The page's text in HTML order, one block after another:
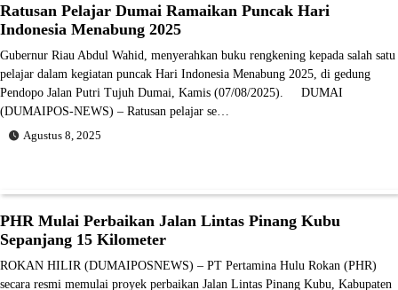
Ratusan Pelajar Dumai Ramaikan Puncak Hari
Indonesia Menabung 2025
Gubernur Riau Abdul Wahid, menyerahkan buku rengkening kepada salah satu
pelajar dalam kegiatan puncak Hari Indonesia Menabung 2025, di gedung
Pendopo Jalan Putri Tujuh Dumai, Kamis (07/08/2025). DUMAI
(DUMAIPOS-NEWS) – Ratusan pelajar se…
Agustus 8, 2025
PHR Mulai Perbaikan Jalan Lintas Pinang Kubu
Sepanjang 15 Kilometer
ROKAN HILIR (DUMAIPOSNEWS) – PT Pertamina Hulu Rokan (PHR)
secara resmi memulai proyek perbaikan Jalan Lintas Pinang Kubu, Kabupaten